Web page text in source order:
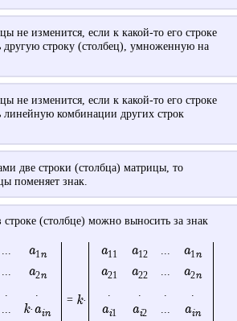
не изменится, если к какой-то его строке
другую строку (столбец), умноженную на
не изменится, если к какой-то его строке
линейную комбинации других строк
две строки (столбца) матрицы, то
поменяет знак.
(столбце) можно выносить за знак
... a1n
... a2n
. .
... k·ain
= k·
a11 a12 ... a1n
a21 a22 ... a2n
.
. . .
ai1 ai2 ... ain